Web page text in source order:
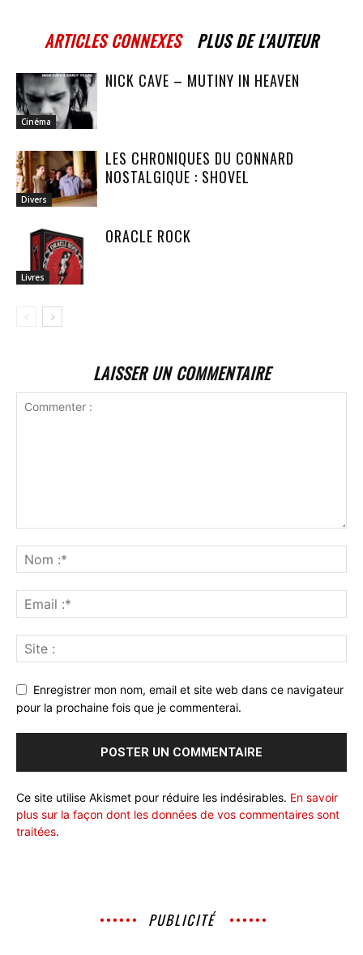
ARTICLES CONNEXES PLUS DE L'AUTEUR
Cinéma
NICK CAVE – MUTINY IN HEAVEN
Divers
LES CHRONIQUES DU CONNARD
NOSTALGIQUE : SHOVEL
Livres
ORACLE ROCK
LAISSER UN COMMENTAIRE
Enregistrer mon nom, email et site web dans ce navigateur
pour la prochaine fois que je commenterai.
Ce site utilise Akismet pour réduire les indésirables. En savoir
plus sur la façon dont les données de vos commentaires sont
traitées.
PUBLICITÉ